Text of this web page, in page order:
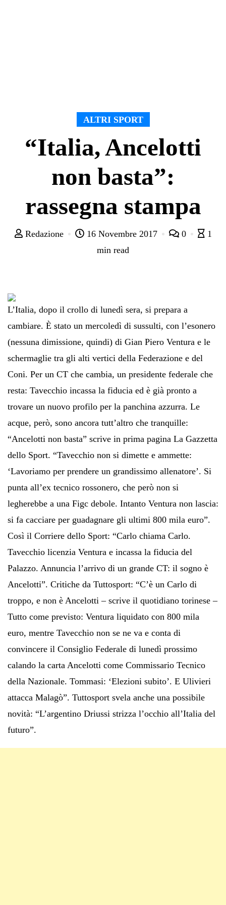
ALTRI SPORT
“Italia, Ancelotti
non basta”:
rassegna stampa
Redazione 16 Novembre 2017 0
1
min read
L’Italia, dopo il crollo di lunedì sera, si prepara a
cambiare. È stato un mercoledì di sussulti, con l’esonero
(nessuna dimissione, quindi) di Gian Piero Ventura e le
schermaglie tra gli alti vertici della Federazione e del
Coni. Per un CT che cambia, un presidente federale che
resta: Tavecchio incassa la fiducia ed è già pronto a
trovare un nuovo profilo per la panchina azzurra. Le
acque, però, sono ancora tutt’altro che tranquille:
“Ancelotti non basta” scrive in prima pagina La Gazzetta
dello Sport. “Tavecchio non si dimette e ammette:
‘Lavoriamo per prendere un grandissimo allenatore’. Si
punta all’ex tecnico rossonero, che però non si
legherebbe a una Figc debole. Intanto Ventura non lascia:
si fa cacciare per guadagnare gli ultimi 800 mila euro”.
Così il Corriere dello Sport: “Carlo chiama Carlo.
Tavecchio licenzia Ventura e incassa la fiducia del
Palazzo. Annuncia l’arrivo di un grande CT: il sogno è
Ancelotti”. Critiche da Tuttosport: “C’è un Carlo di
troppo, e non è Ancelotti – scrive il quotidiano torinese –
Tutto come previsto: Ventura liquidato con 800 mila
euro, mentre Tavecchio non se ne va e conta di
convincere il Consiglio Federale di lunedì prossimo
calando la carta Ancelotti come Commissario Tecnico
della Nazionale. Tommasi: ‘Elezioni subito’. E Ulivieri
attacca Malagò”. Tuttosport svela anche una possibile
novità: “L’argentino Driussi strizza l’occhio all’Italia del
futuro”.